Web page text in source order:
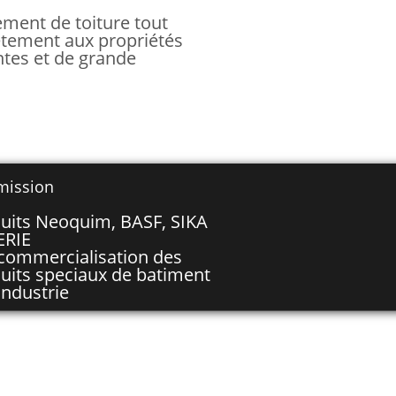
de toiture tout
aux propriétés
et de grande
Neoquim, BASF, SIKA
des
speciaux de batiment